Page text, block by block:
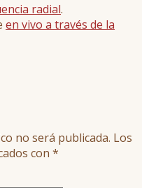
radial.
en vivo a través de la
no será publicada. Los
con *